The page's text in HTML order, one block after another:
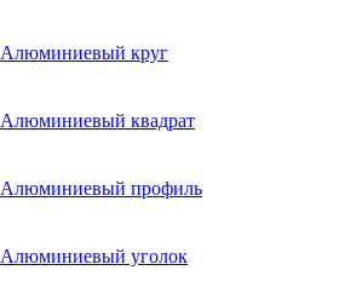
Алюминиевый круг
Алюминиевый квадрат
Алюминиевый профиль
Алюминиевый уголок